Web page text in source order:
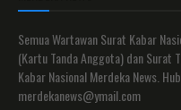
Semua Wartawan Surat Kabar
(Kartu Tanda Anggota) dan Surat
Kabar Nasional Merdeka News.
merdekanews@ymail.com